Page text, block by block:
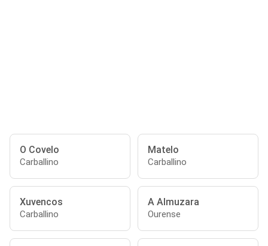
O Covelo
Carballino
Matelo
Carballino
Xuvencos
Carballino
A Almuzara
Ourense